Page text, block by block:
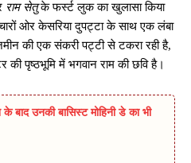
राम सेतुके फर्स्ट लुक का खुलासा किया
ओर केसरिया दुपट्टा के साथ एक लंबा
की एक संकरी पट्टी से टकरा रही है,
की पृष्ठभूमि में भगवान राम की छवि है।
बाद उनकी बासिस्ट मोहिनी डे का भी